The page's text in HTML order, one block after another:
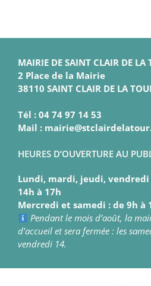
MAIRIE DE SAINT CLAIR DE LA
2 Place de la Mairie
38110 SAINT CLAIR DE LA
Tél : 04 74 97 14 53
Mail :
HEURES D’OUVERTURE AU
Lundi, mardi, jeudi, vendredi
14h à 17h
Mercredi et samedi : de 9h à
Pendant le mois d’août, la
d’accueil et sera fermée : les
vendredi 14.